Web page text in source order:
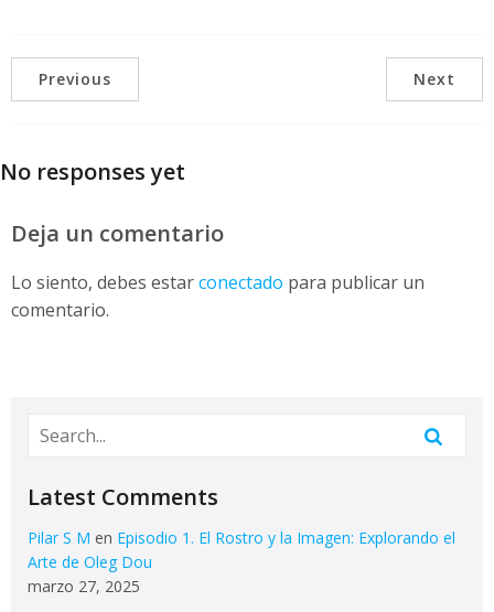
Previous Next
No responses yet
Deja un comentario
Lo siento, debes estarconectado para publicar un
comentario.
Latest Comments
Pilar S M en Episodio 1. El Rostro y la Imagen: Explorando el
Arte de Oleg Dou
marzo 27, 2025